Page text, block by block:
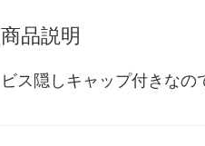
商品説明
ビス隠しキャップ付きなの